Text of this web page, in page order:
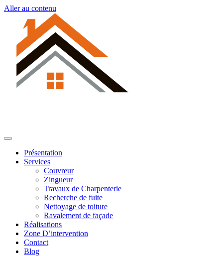
Aller au contenu
Présentation
Services
Couvreur
Zingueur
Travaux de Charpenterie
Recherche de fuite
Nettoyage de toiture
Ravalement de façade
Réalisations
Zone D’intervention
Contact
Blog